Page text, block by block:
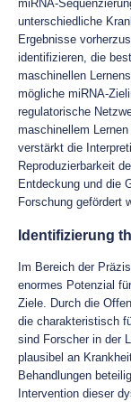
miRNA-
unterschiedliche
Ergebnisse
identifizieren, die
maschinellen
mögliche miRNA-
regulatorische
maschinellem
verstärkt die
Reproduzierbarkeit
Entdeckung und die
Forschung gefördert
Identifizierung
Im Bereich der
enormes Potenzial
Ziele. Durch die
die charakteristisch
sind Forscher in der
plausibel an
Behandlungen
Intervention dieser